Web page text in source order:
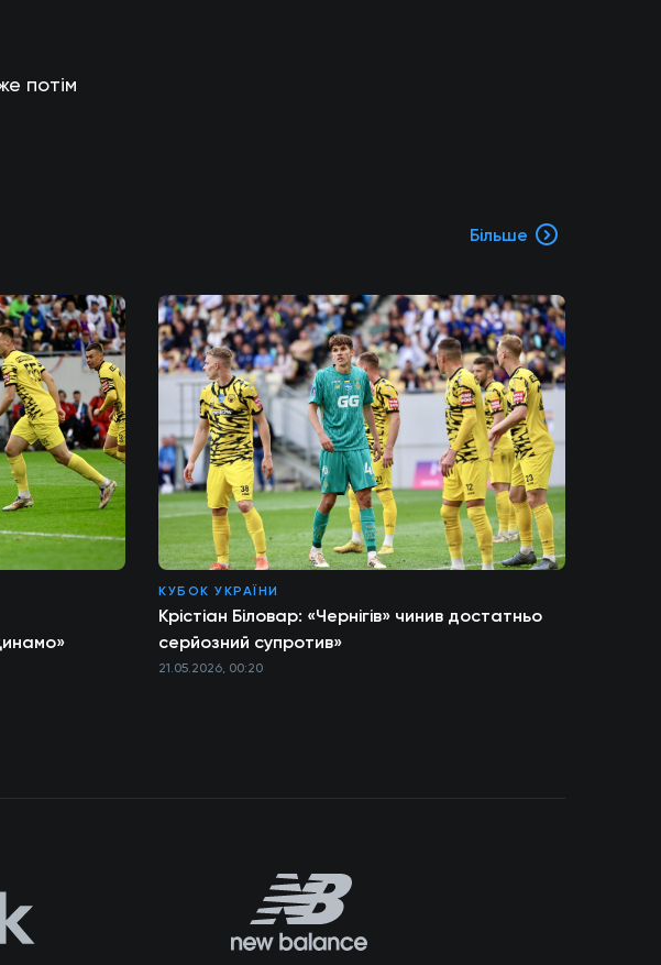
потім
Більше
КУБОК УКРАЇНИ
Крістіан Біловар: «Чернігів» чинив достатньо
серйозний супротив»
21.05.2026, 00:20